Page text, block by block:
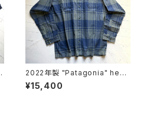
2022年製 "Patagonia" heav
y flannel shirt
¥15,400